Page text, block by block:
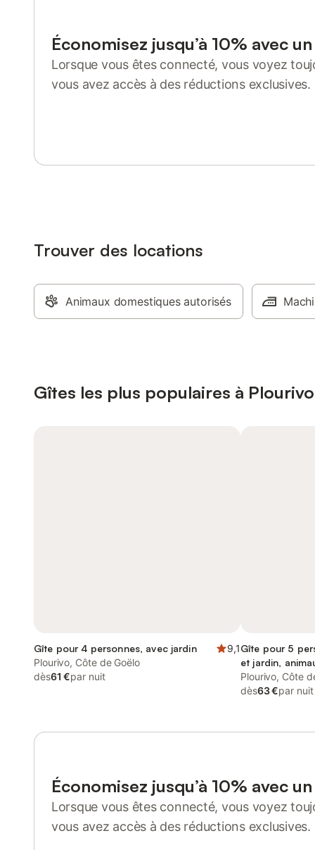
Économisez jusqu’à 10% avec
Lorsque vous êtes connecté, vous voyez
vous avez accès à des réductions exclusives.
Trouver des locations
Animaux domestiques autorisés
Gîtes les plus populaires à Plourivo
Gîte pour 4 personnes, avec jardin
9,1
Plourivo, Côte de Goëlo
dès61 €par nuit
Gîte pour 5
et jardin,
Plourivo, Côte
dès63 €par nuit
Économisez jusqu’à 10% avec
Lorsque vous êtes connecté, vous voyez
vous avez accès à des réductions exclusives.